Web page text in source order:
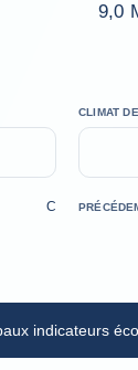
9,0
CLIMAT
C
indicateurs